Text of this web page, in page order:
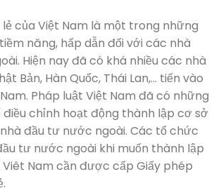
của Việt Nam là một trong những
năng, hấp dẫn đối với các nhà
Hiện nay đã có khá nhiều các nhà
Bản, Hàn Quốc, Thái Lan,… tiến vào
Pháp luật Việt Nam đã có những
chỉnh hoạt động thành lập cơ sở
đầu tư nước ngoài. Các tổ chức
tư nước ngoài khi muốn thành lập
Nam cần được cấp Giấy phép